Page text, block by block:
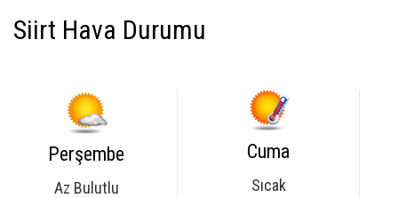
Siirt Hava Durumu
Perşembe
Az Bulutlu
Cuma
Sıcak